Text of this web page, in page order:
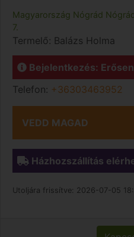
Magyarország Nógrád
7.
Termelő: Balázs Holma
Bejelentkezés:
Telefon: +36303463952
VEDD MAGAD
Házhozszállítás
Utoljára frissítve: 2026-07-05